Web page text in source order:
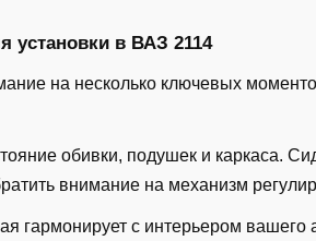
установки в ВАЗ 2114
на несколько ключевых
обивки, подушек и каркаса.
внимание на механизм
гармонирует с интерьером